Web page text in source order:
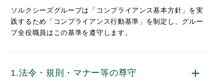
ソルクシーズグループは「コンプライアンス基本方針」を実
践するため「コンプライアンス行動基準」を制定し、グルー
プ全役職員はこの基準を遵守します。
1.法令・規則・マナー等の尊守